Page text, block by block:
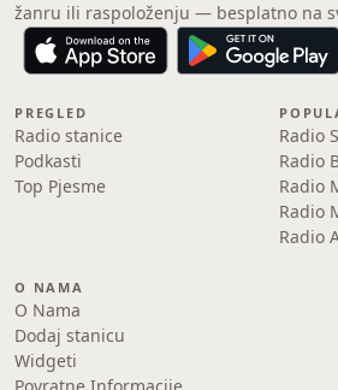
žanru ili raspoloženju — besplatno na
PREGLED
Radio stanice
Podkasti
Top Pjesme
Radio
Radio
Radio
Radio
Radio
O NAMA
O Nama
Dodaj stanicu
Widgeti